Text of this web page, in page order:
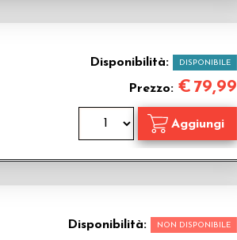
Disponibilità: DISPONIBILE
Prezzo: € 79,99
Disponibilità: NON DISPONIBILE